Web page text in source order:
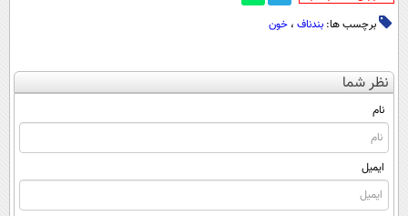
برچسب ها: بندناف ، خون
نظر شما
نام
ایمیل